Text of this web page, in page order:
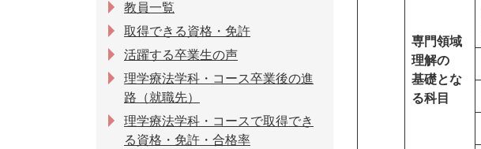
専門領域
理解の
基礎とな
る科目
教員一覧
取得できる資格・免許
活躍する卒業生の声
理学療法学科・コース卒業後の進
路（就職先）
理学療法学科・コースで取得でき
る資格・免許・合格率